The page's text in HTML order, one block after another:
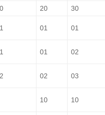
20 30
01 01
01 02
02 03
10 10